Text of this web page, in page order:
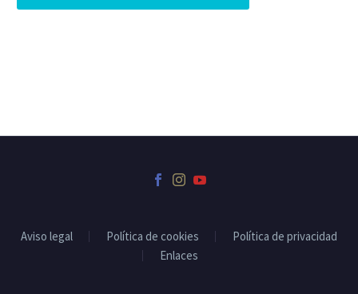
Aviso legal Política de cookies
Política de privacidad
Enlaces